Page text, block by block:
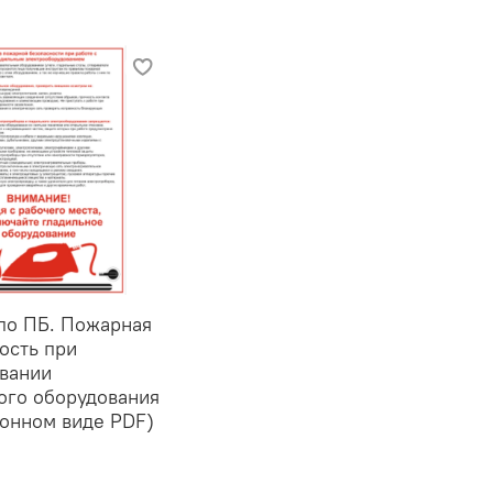
ПБ. Пожарная
при
оборудования
виде PDF)